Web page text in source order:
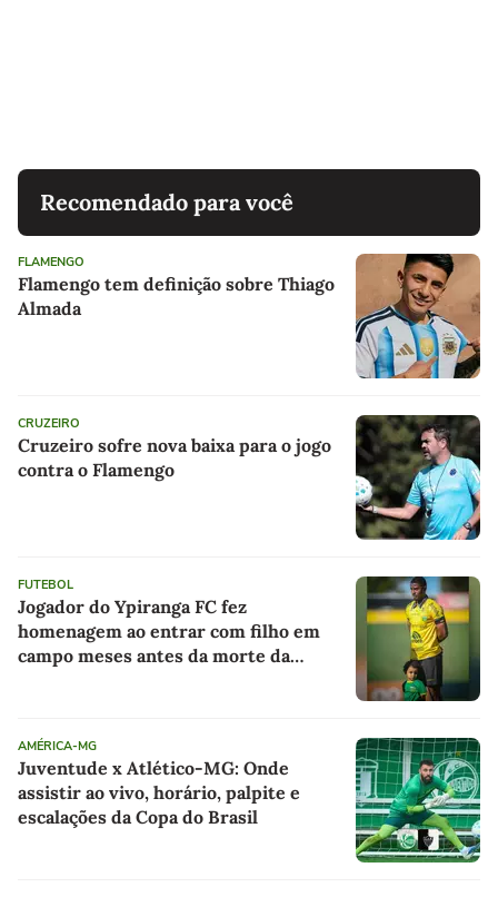
Recomendado para você
FLAMENGO
Flamengo tem definição sobre Thiago
Almada
CRUZEIRO
Cruzeiro sofre nova baixa para o jogo
contra o Flamengo
FUTEBOL
Jogador do Ypiranga FC fez
homenagem ao entrar com filho em
campo meses antes da morte da
AMÉRICA-MG
Juventude x Atlético-MG: Onde
assistir ao vivo, horário, palpite e
escalações da Copa do Brasil